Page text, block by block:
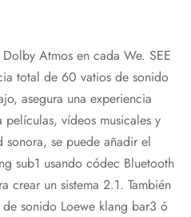
Atmos en cada We. SEE
total de 60 vatios de sonido
asegura una experiencia
vídeos musicales y
sonora, se puede añadir el
sub1 usando códec Bluetooth
crear un sistema 2.1. También
sonido Loewe klang bar3 ó